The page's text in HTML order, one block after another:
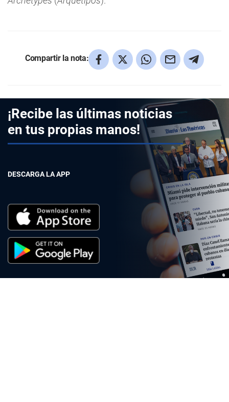
Compartir la nota:
¡Recibe las últimas noticias
en tus propias manos!
DESCARGA LA APP